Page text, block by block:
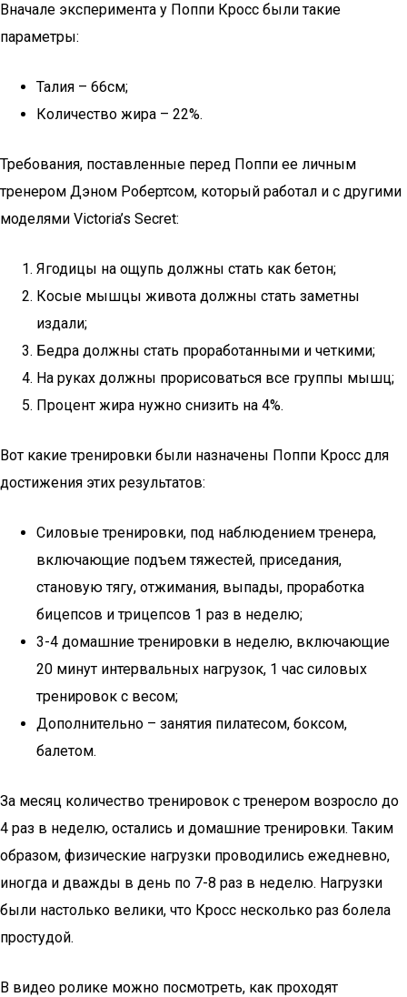
Вначале эксперимента у Поппи Кросс были такие
параметры:
Талия – 66см;
Количество жира – 22%.
Требования, поставленные перед Поппи ее личным
тренером Дэном Робертсом, который работал и с другими
моделями Victoria’s Secret:
Ягодицы на ощупь должны стать как бетон;
Косые мышцы живота должны стать заметны
издали;
Бедра должны стать проработанными и четкими;
На руках должны прорисоваться все группы мышц;
Процент жира нужно снизить на 4%.
Вот какие тренировки были назначены Поппи Кросс для
достижения этих результатов:
Силовые тренировки, под наблюдением тренера,
включающие подъем тяжестей, приседания,
становую тягу, отжимания, выпады, проработка
бицепсов и трицепсов 1 раз в неделю;
3-4 домашние тренировки в неделю, включающие
20 минут интервальных нагрузок, 1 час силовых
тренировок с весом;
Дополнительно – занятия пилатесом, боксом,
балетом.
За месяц количество тренировок с тренером возросло до
4 раз в неделю, остались и домашние тренировки. Таким
образом, физические нагрузки проводились ежедневно,
иногда и дважды в день по 7-8 раз в неделю. Нагрузки
были настолько велики, что Кросс несколько раз болела
простудой.
В видео ролике можно посмотреть, как проходят